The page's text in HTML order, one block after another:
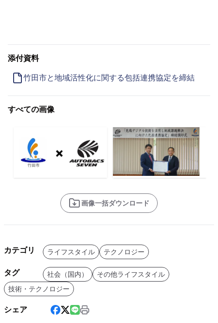
添付資料
竹田市と地域活性化に関する包括連携協定を締結
すべての画像
画像一括ダウンロード
カテゴリ ライフスタイル テクノロジー
タグ 社会（国内）
その他ライフスタイル
技術・テクノロジー
シェア